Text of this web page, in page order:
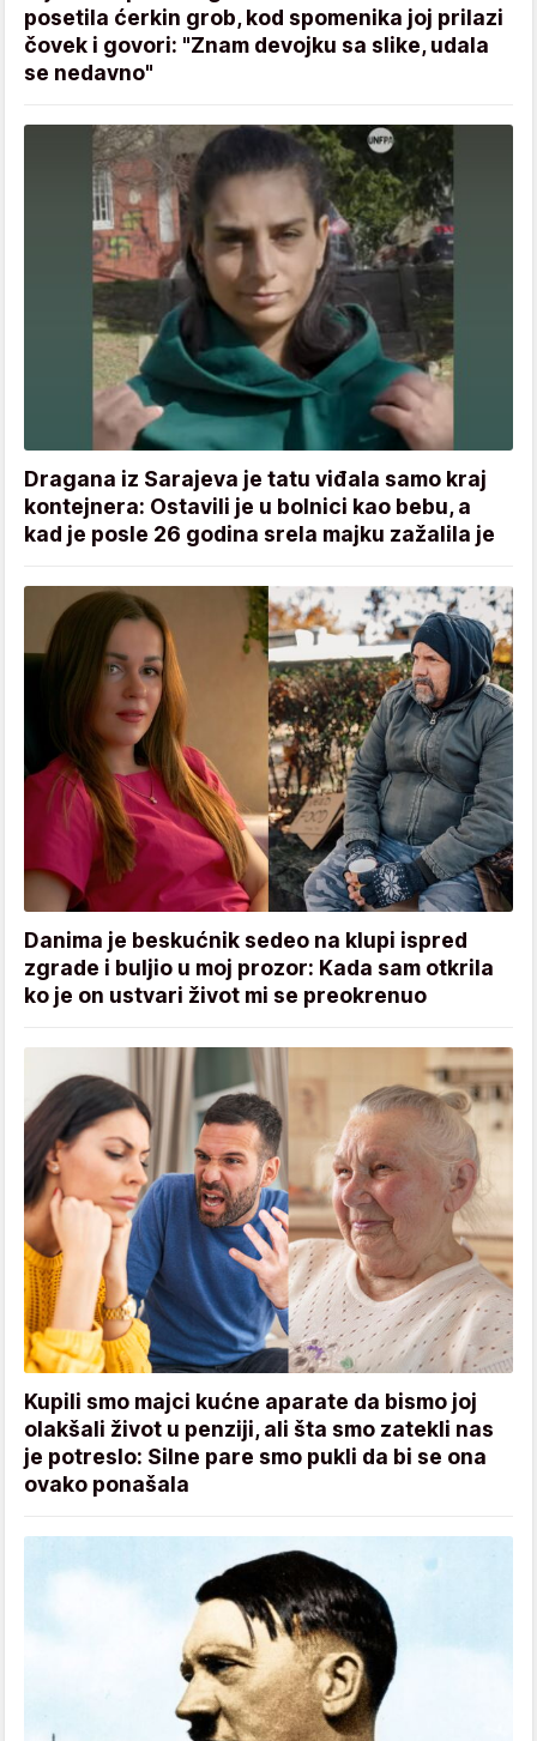
posetila ćerkin grob, kod spomenika joj prilazi
čovek i govori: "Znam devojku sa slike, udala
se nedavno"
Dragana iz Sarajeva je tatu viđala samo kraj
kontejnera: Ostavili je u bolnici kao bebu, a
kad je posle 26 godina srela majku zažalila je
Danima je beskućnik sedeo na klupi ispred
zgrade i buljio u moj prozor: Kada sam otkrila
ko je on ustvari život mi se preokrenuo
Kupili smo majci kućne aparate da bismo joj
olakšali život u penziji, ali šta smo zatekli nas
je potreslo: Silne pare smo pukli da bi se ona
ovako ponašala